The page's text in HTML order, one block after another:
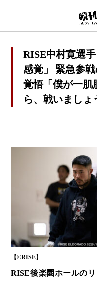
RISE中村寛選
感覚」 緊急参
覚悟「僕が一肌
ら、戦いましょ
【©️RISE】
RISE後楽園ホールの